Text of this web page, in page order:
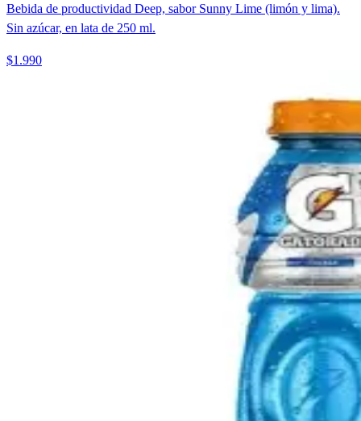
Bebida de productividad Deep, sabor Sunny Lime (limón y lima).
Sin azúcar, en lata de 250 ml.
$1.990